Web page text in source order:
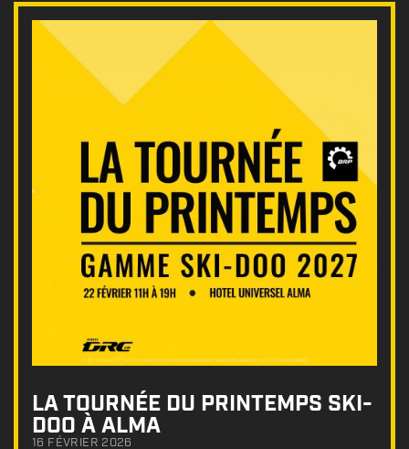
LA TOURNÉE DU PRINTEMPS SKI-
DOO À ALMA
16 FÉVRIER 2026